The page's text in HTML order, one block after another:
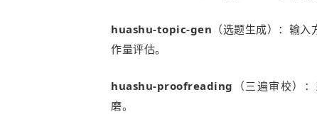
huashu-topic-gen （选题生成）：输
作量评估。
huashu-proofreading （三遍审校）
磨。